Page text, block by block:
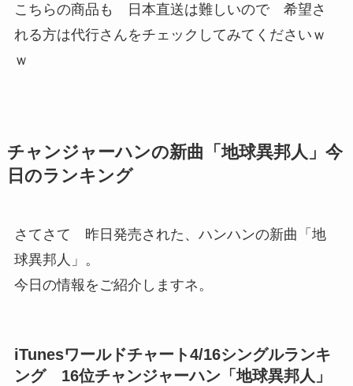
こちらの商品も 日本直送は難しいので 希望さ
れる方は代行さんをチェックしてみてくださいｗ
ｗ
チャンジャーハンの新曲「地球異邦人」今
日のランキング
さてさて 昨日発売された、ハンハンの新曲「地
球異邦人」。
今日の情報をご紹介しますネ。
iTunesワールドチャート4/16シングルランキ
ング 16位チャンジャーハン「地球異邦人」